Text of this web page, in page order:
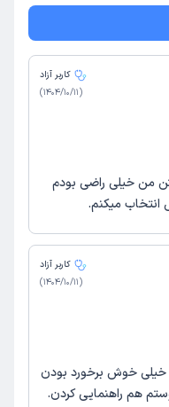
کاربر آزاد
(
1404/10/11
)
من خیلی راضی بودم
انتخاب میکنم.
کاربر آزاد
(
1404/10/11
)
خیلی خوش برخورد بودن
هم راهنمایی کردن.